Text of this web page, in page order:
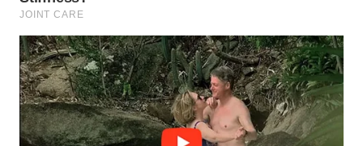
WN
MADURA
WN
SURABAYA